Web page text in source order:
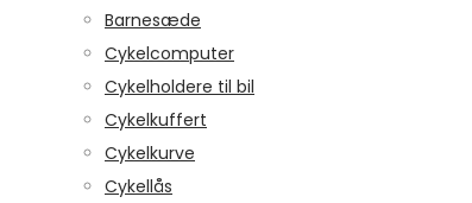
Barnesæde
Cykelcomputer
Cykelholdere til bil
Cykelkuffert
Cykelkurve
Cykellås